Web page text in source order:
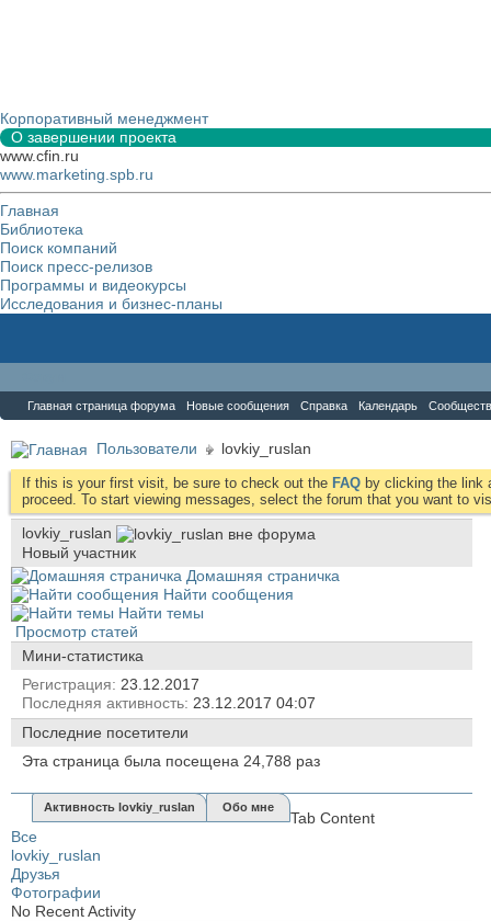
Корпоративный менеджмент
О завершении проекта
www.cfin.ru
www.marketing.spb.ru
Главная
Библиотека
Поиск компаний
Поиск пресс-релизов
Программы и видеокурсы
Исследования и бизнес-планы
Главная страница форума Новые сообщения Справка Календарь
Пользователи lovkiy_ruslan
If this is your first visit, be sure to check out the FAQ by clicking the link
proceed. To start viewing messages, select the forum that you want to
lovkiy_ruslan
Новый участник
Домашняя страничка
Найти сообщения
Найти темы
Просмотр статей
Мини-статистика
Регистрация
23.12.2017
Последняя активность 23.12.2017 04:07
Последние посетители
Эта страница была посещена 24,788 раз
Активность lovkiy_ruslan Обо мне
Tab Content
Все
lovkiy_ruslan
Друзья
Фотографии
No Recent Activity